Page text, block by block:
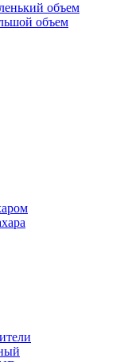
объем
объем